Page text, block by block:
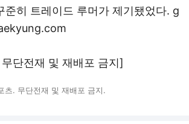
준히 트레이드 루머가 제기됐었다. g
단전재 및 재배포 금지]
. 무단전재 및 재배포 금지.